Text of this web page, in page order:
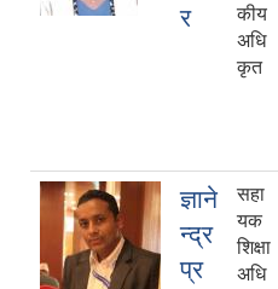
र
कीय
अधि
कृत
ज्ञाने
न्द्र
प्र
सहा
यक
शिक्षा
अधि